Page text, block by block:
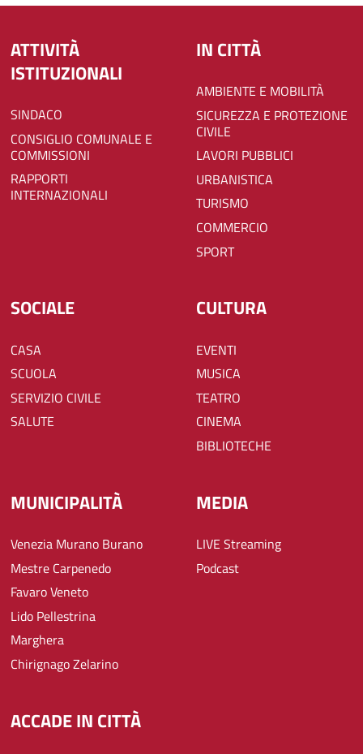
ATTIVITÀ
ISTITUZIONALI
SINDACO
CONSIGLIO COMUNALE E
COMMISSIONI
RAPPORTI
INTERNAZIONALI
IN CITTÀ
AMBIENTE E MOBILITÀ
SICUREZZA E PROTEZIONE
CIVILE
LAVORI PUBBLICI
URBANISTICA
TURISMO
COMMERCIO
SPORT
SOCIALE
CASA
SCUOLA
SERVIZIO CIVILE
SALUTE
CULTURA
EVENTI
MUSICA
TEATRO
CINEMA
BIBLIOTECHE
MUNICIPALITÀ
Venezia Murano Burano
Mestre Carpenedo
Favaro Veneto
Lido Pellestrina
Marghera
Chirignago Zelarino
MEDIA
LIVE Streaming
Podcast
ACCADE IN CITTÀ